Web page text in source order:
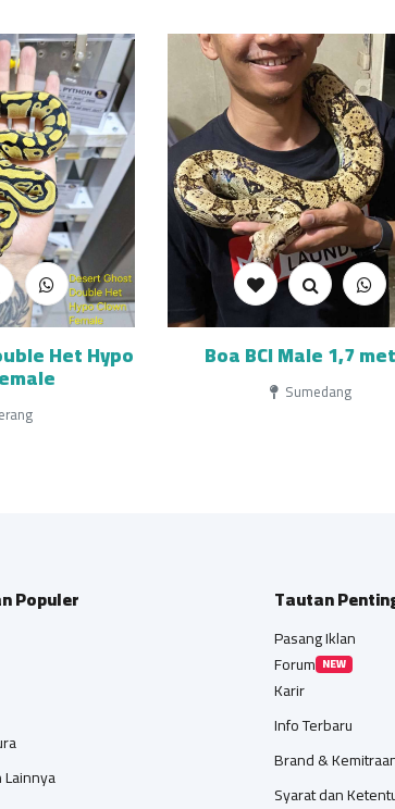
Het Hypo Boa BCI Male 1,7
Sumedang
Populer Tautan
Pasang Iklan
Forum NEW
Karir
Info Terbaru
Brand &
Syarat dan